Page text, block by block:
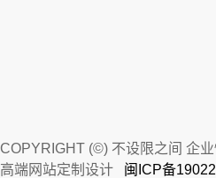
COPYRIGHT (©) 不设限之间 企
高端网站定制设计
闽ICP备